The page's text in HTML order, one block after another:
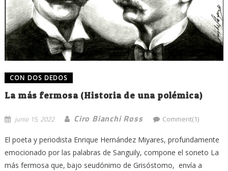
CON DOS DEDOS
La más fermosa (Historia de una polémica)
junio 15, 2022 Ciro Bianchi Ross Comment(1)
El poeta y periodista Enrique Hernández Miyares, profundamente
emocionado por las palabras de Sanguily, compone el soneto La
más fermosa que, bajo seudónimo de Grisóstomo, envía a